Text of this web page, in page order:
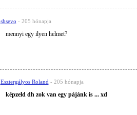
shsevo - 205 hónapja
mennyi egy ilyen helmet?
Esztergályos Roland - 205 hónapja
képzeld dh zok van egy pájánk is ... xd